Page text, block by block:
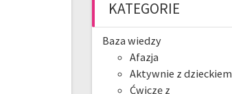
KATEGORIE
Baza wiedzy
Afazja
Aktywnie z dzieckiem
Ćwiczę z